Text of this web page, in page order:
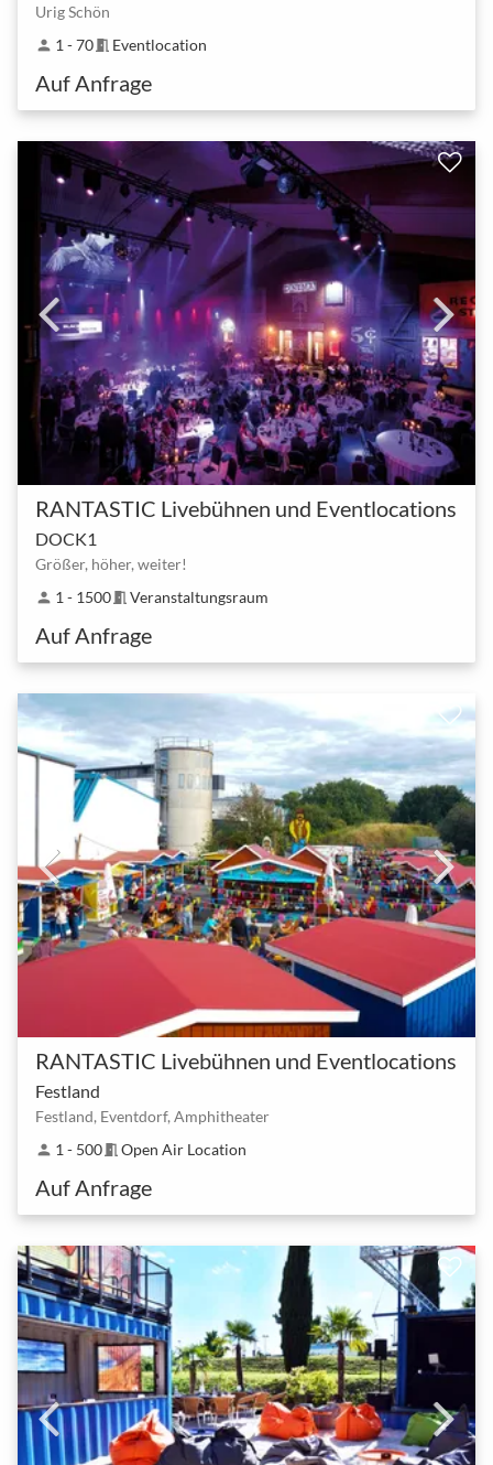
Urig Schön
person 1 - 70meeting_room Eventlocation
Auf Anfrage
RANTASTIC Livebühnen und Eventlocations
DOCK1
Größer, höher, weiter!
person 1 - 1500meeting_room Veranstaltungsraum
Auf Anfrage
RANTASTIC Livebühnen und Eventlocations
Festland
Festland, Eventdorf, Amphitheater
person 1 - 500meeting_room Open Air Location
Auf Anfrage